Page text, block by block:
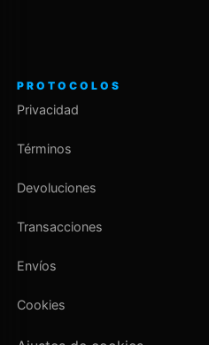
PROTOCOLOS
Privacidad
Términos
Devoluciones
Transacciones
Envíos
Cookies